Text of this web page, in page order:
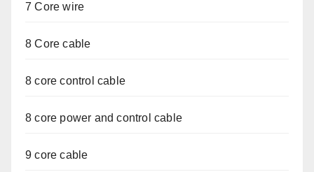
7 Core wire
8 Core cable
8 core control cable
8 core power and control cable
9 core cable